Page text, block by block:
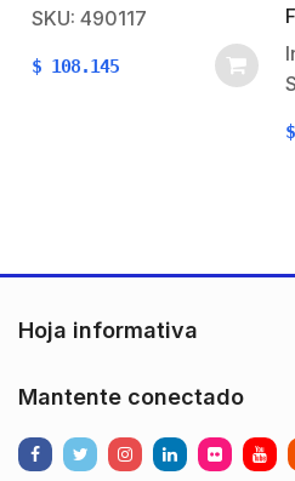
SKU: 490117
$ 108.145
$
Hoja informativa
Mantente conectado